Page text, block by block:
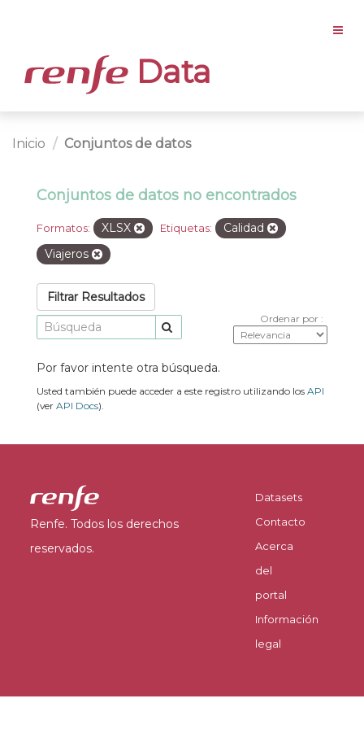
Data
Inicio Conjuntos de datos
Conjuntos de datos no encontrados
Formatos: XLSX Etiquetas:
Calidad
Viajeros
Filtrar Resultados
Ordenar por
Por favor intente otra búsqueda.
Usted también puede acceder a este registro utilizando los API
(ver API Docs).
Renfe. Todos los derechos
reservados.
Datasets
Contacto
Acerca
del
portal
Información
legal